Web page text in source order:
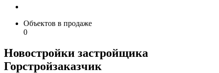
Объектов в продаже
0
Новостройки застройщика
Горстройзаказчик